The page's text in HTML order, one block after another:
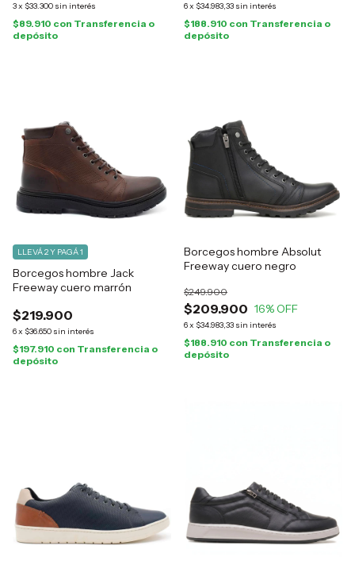
3x $33.300 sin interés
$89.910 con Transferencia o
depósito
6x $34.983,33 sin interés
$188.910 con Transferencia o
depósito
Borcegos hombre Jack
Freeway cuero marrón
$219.900
6x $36.650 sin interés
LLEVÁ 2 Y PAGÁ 1
$197.910 con Transferencia o
depósito
Borcegos hombre Absolut
Freeway cuero negro
$209.900
$249.900
16% OFF
6x $34.983,33 sin interés
$188.910 con Transferencia o
depósito